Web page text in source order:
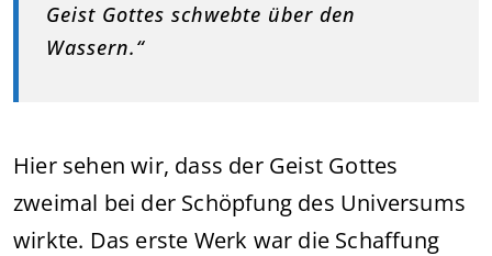
Geist Gottes schwebte über den
Wassern.“
Hier sehen wir, dass der Geist Gottes
zweimal bei der Schöpfung des Universums
wirkte. Das erste Werk war die Schaffung